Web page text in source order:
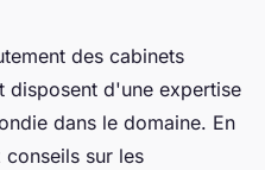
des cabinets
disposent d'une expertise
dans le domaine. En
sur les